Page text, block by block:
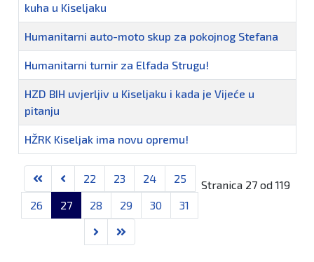
kuha u Kiseljaku
Humanitarni auto-moto skup za pokojnog Stefana
Humanitarni turnir za Elfada Strugu!
HZD BIH uvjerljiv u Kiseljaku i kada je Vijeće u
pitanju
HŽRK Kiseljak ima novu opremu!
Stranica 27 od 119
22 23 24
25
26
27 28 29 30 31